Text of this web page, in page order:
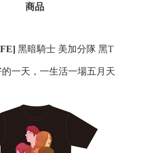
以上で送料無料
以上で送料無料
商品
黑暗騎士 美加分隊 黑T
一天，一生活一場五月天